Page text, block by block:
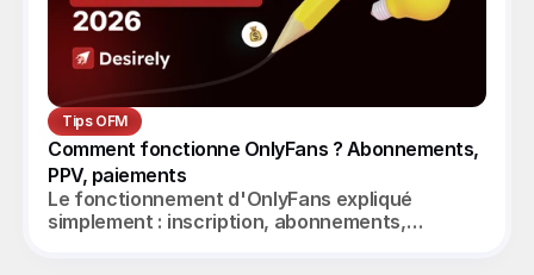
Tips OFM
Comment fonctionne OnlyFans ? Abonnements,
PPV, paiements
Le fonctionnement d'OnlyFans expliqué
simplement : inscription, abonnements,